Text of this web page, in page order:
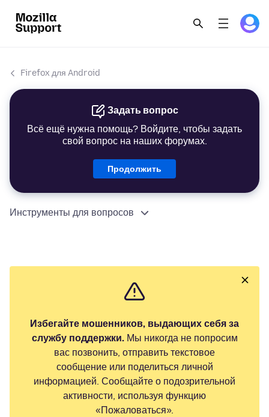
Firefox для Android
Задать вопрос
Всё ещё нужна помощь? Войдите, чтобы задать
свой вопрос на наших форумах.
Продолжить
Инструменты для вопросов
Избегайте мошенников, выдающих себя за
службу поддержки.Мы никогда не попросим
вас позвонить, отправить текстовое
сообщение или поделиться личной
информацией. Сообщайте о подозрительной
активности, используя функцию
«Пожаловаться».